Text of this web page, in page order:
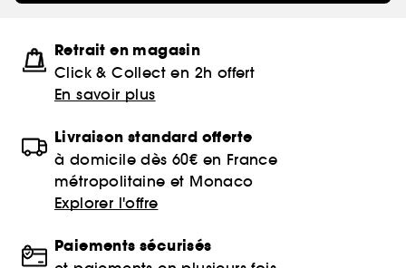
Retrait en magasin
Click & Collect en 2h offert
En savoir plus
Livraison standard offerte
à domicile dès 60€ en France
métropolitaine et Monaco
Explorer l'offre
Paiements sécurisés